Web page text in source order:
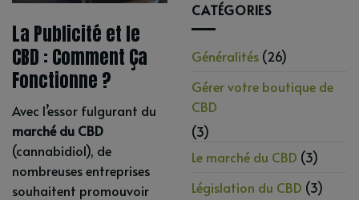
La Publicité et le
CBD : Comment Ça
Fonctionne ?
Avec l’essor fulgurant du
marché du CBD
(cannabidiol), de
nombreuses entreprises
souhaitent promouvoir
CATÉGORIES
Généralités (26)
Gérer votre boutique de
CBD
(3)
Le marché du CBD (3)
Législation du CBD (3)